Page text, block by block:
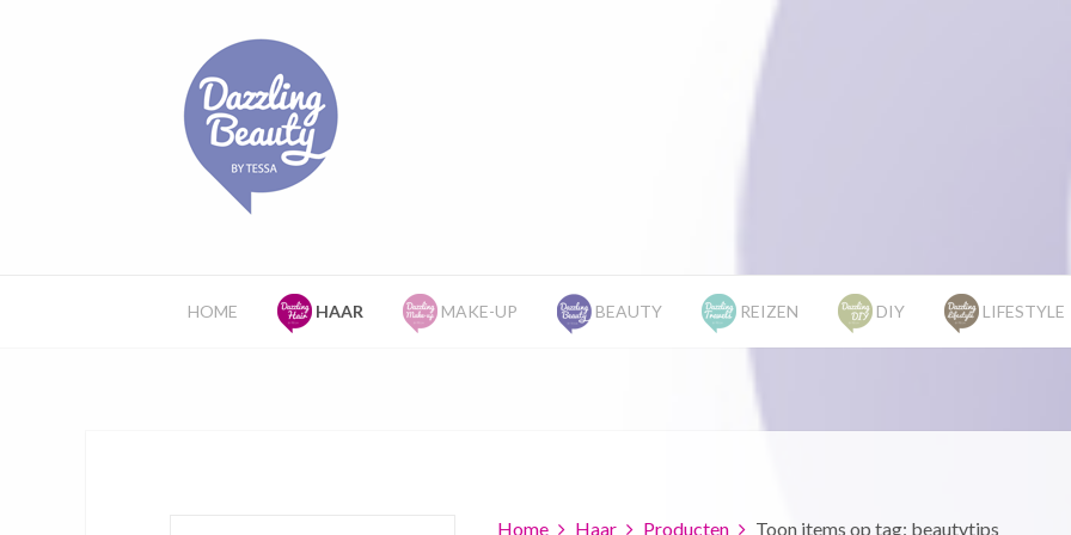
HOME HAAR MAKE-UP BEAUTY REIZEN DIY LIFESTYLE
Home Haar Producten Toon items op tag: beautytips